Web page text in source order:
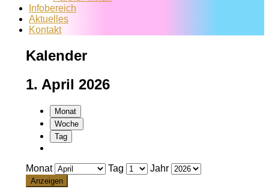
Infobereich
Aktuelles
Kontakt
Kalender
1. April 2026
Monat
Woche
Tag
Monat Tag Jahr